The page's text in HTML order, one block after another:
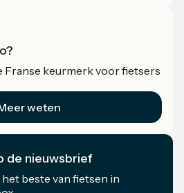
Franse keurmerk voor fietsers
weten
de nieuwsbrief
het beste van fietsen in